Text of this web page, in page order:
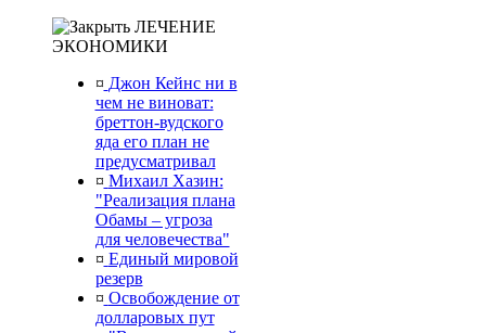
ЛЕЧЕНИЕ
ЭКОНОМИКИ
¤ Джон Кейнс ни в
чем не виноват:
бреттон-вудского
яда его план не
предусматривал
¤ Михаил Хазин:
"Реализация плана
Обамы – угроза
для человечества"
¤ Единый мировой
резерв
¤ Освобождение от
долларовых пут